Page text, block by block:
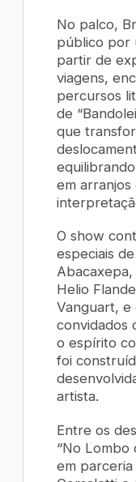
No palco,
público por
partir de
viagens,
percursos
de
que
em arranjos
O show
especiais
Helio
Vanguart, e
convidados
o espírito
foi
artista.
Entre os
“No Lombo
em